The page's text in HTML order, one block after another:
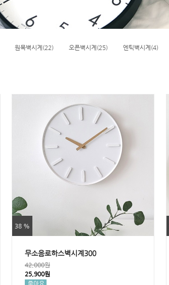
원목벽시계(22) 오픈벽시계(25) 엔틱벽시계(4)
38 %
무소음로하스벽시계300
42,000원
25,900원